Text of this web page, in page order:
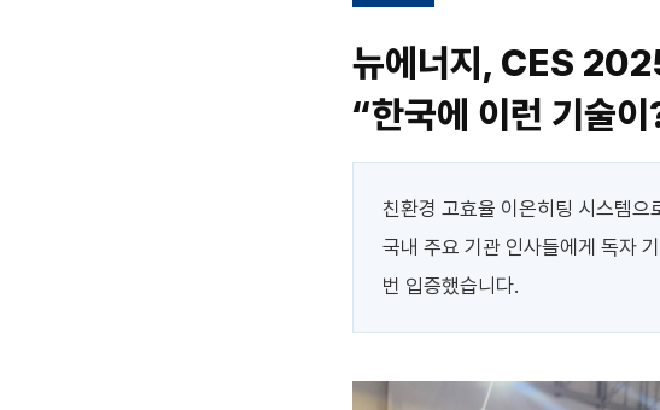
뉴에너지, CES
“한국에 이런 기술
친환경 고효율 이온히팅 시스템
국내 주요 기관 인사들에게 독자
번 입증했습니다.